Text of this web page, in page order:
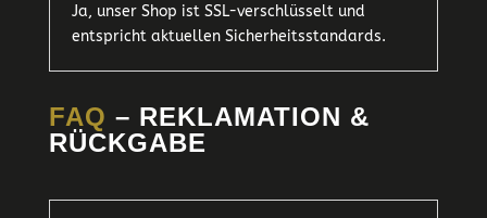
Ja, unser Shop ist SSL-verschlüsselt und
entspricht aktuellen Sicherheitsstandards.
FAQ – REKLAMATION &
RÜCKGABE